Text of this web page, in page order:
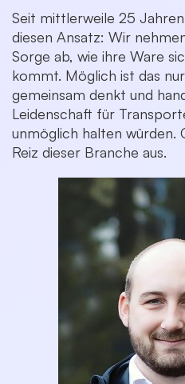
Seit mittlerweile 25
diesen Ansatz: Wir
Sorge ab, wie ihre Ware
kommt. Möglich ist das
gemeinsam denkt und
Leidenschaft für
unmöglich halten würden.
Reiz dieser Branche aus.